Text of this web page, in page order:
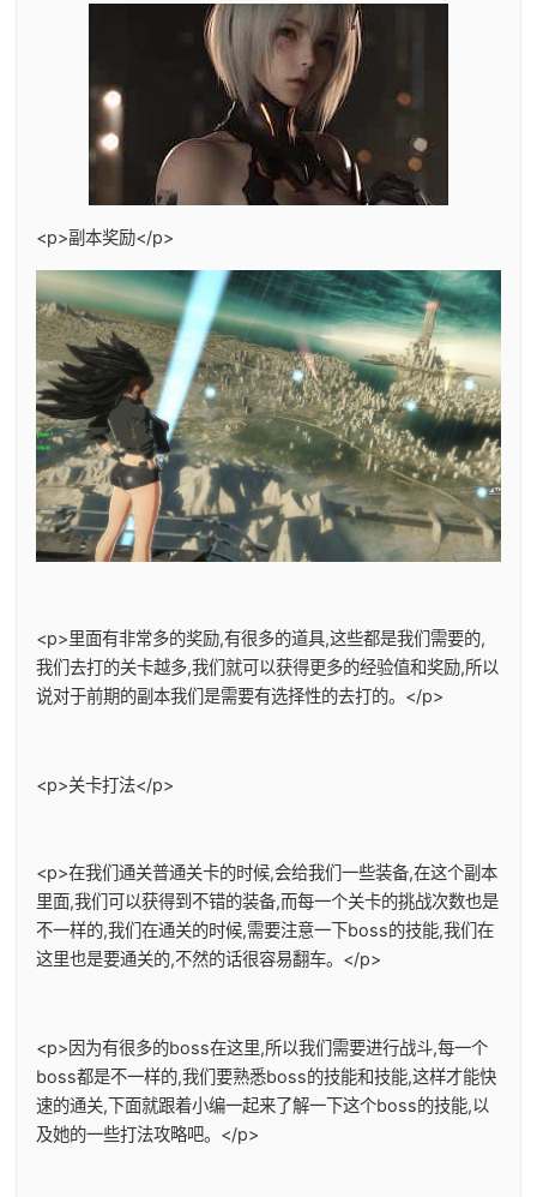
<p>副本奖励</p>
<p>里面有非常多的奖励,有很多的道具,这些都是我们需要的,
我们去打的关卡越多,我们就可以获得更多的经验值和奖励,所以
说对于前期的副本我们是需要有选择性的去打的。</p>
<p>关卡打法</p>
<p>在我们通关普通关卡的时候,会给我们一些装备,在这个副本
里面,我们可以获得到不错的装备,而每一个关卡的挑战次数也是
不一样的,我们在通关的时候,需要注意一下boss的技能,我们在
这里也是要通关的,不然的话很容易翻车。</p>
<p>因为有很多的boss在这里,所以我们需要进行战斗,每一个
boss都是不一样的,我们要熟悉boss的技能和技能,这样才能快
速的通关,下面就跟着小编一起来了解一下这个boss的技能,以
及她的一些打法攻略吧。</p>